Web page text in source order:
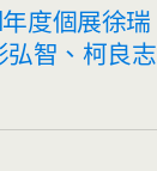
年度個展徐瑞
智、柯良志